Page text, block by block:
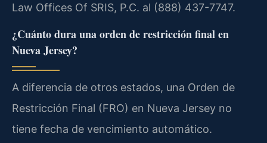
Law Offices Of SRIS, P.C. al (888) 437-7747.
¿Cuánto dura una orden de restricción final en
Nueva Jersey?
A diferencia de otros estados, una Orden de
Restricción Final (FRO) en Nueva Jersey no
tiene fecha de vencimiento automático.